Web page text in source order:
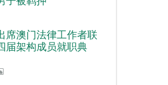
席澳门法律工作者联
届架构成员就职典